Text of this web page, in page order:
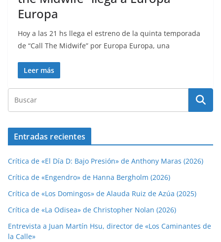
Europa
Hoy a las 21 hs llega el estreno de la quinta temporada
de “Call The Midwife” por Europa Europa, una
Leer más
Entradas recientes
Crítica de «El Día D: Bajo Presión» de Anthony Maras (2026)
Crítica de «Engendro» de Hanna Bergholm (2026)
Crítica de «Los Domingos» de Alauda Ruiz de Azúa (2025)
Crítica de «La Odisea» de Christopher Nolan (2026)
Entrevista a Juan Martín Hsu, director de «Los Caminantes de
la Calle»